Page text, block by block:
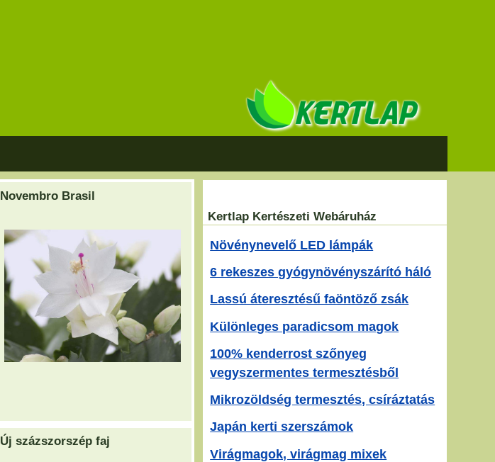
Novembro Brasil
Új százszorszép faj
Kertlap Kertészeti Webáruház
Növénynevelő LED lámpák
6 rekeszes gyógynövényszárító háló
Lassú áteresztésű faöntöző zsák
Különleges paradicsom magok
100% kenderrost szőnyeg
vegyszermentes termesztésből
Mikrozöldség termesztés, csíráztatás
Japán kerti szerszámok
Virágmagok, virágmag mixek